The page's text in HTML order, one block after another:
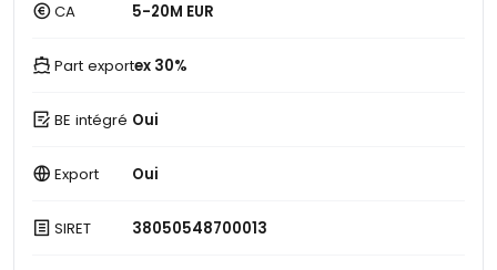
CA 5-20M EUR
Part exportex 30%
BE intégré Oui
Export Oui
SIRET 38050548700013